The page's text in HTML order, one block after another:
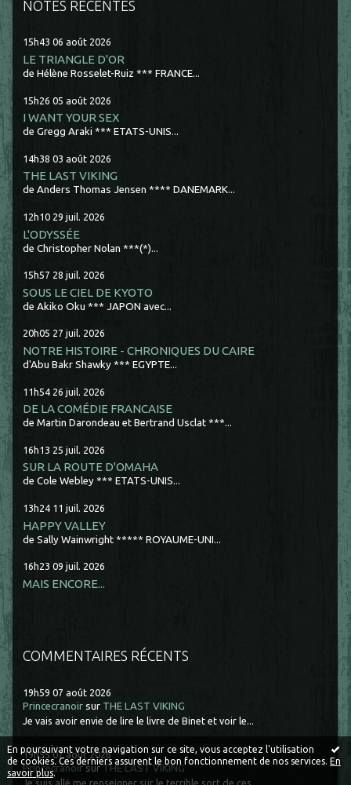
En poursuivant votre navigation sur ce site, vous acceptez l'utilisation
de cookies. Ces derniers assurent le bon fonctionnement de nos services. En
savoir plus.
NOTES RÉCENTES
15h43 06 août 2026
LE TRIANGLE D'OR
de Hélène Rosselet-Ruiz *** FRANCE...
15h26 05 août 2026
I WANT YOUR SEX
de Gregg Araki *** ETATS-UNIS...
14h38 03 août 2026
THE LAST VIKING
de Anders Thomas Jensen **** DANEMARK...
12h10 29 juil. 2026
L'ODYSSÉE
de Christopher Nolan ***(*)...
15h57 28 juil. 2026
SOUS LE CIEL DE KYOTO
de Akiko Oku *** JAPON avec...
20h05 27 juil. 2026
NOTRE HISTOIRE - CHRONIQUES DU CAIRE
d'Abu Bakr Shawky *** EGYPTE...
11h54 26 juil. 2026
DE LA COMÉDIE FRANCAISE
de Martin Darondeau et Bertrand Usclat ***...
16h13 25 juil. 2026
SUR LA ROUTE D'OMAHA
de Cole Webley *** ETATS-UNIS...
13h24 11 juil. 2026
HAPPY VALLEY
de Sally Wainwright ***** ROYAUME-UNI...
16h23 09 juil. 2026
MAIS ENCORE...
COMMENTAIRES RÉCENTS
19h59 07 août 2026
Princecranoir sur THE LAST VIKING
Je vais avoir envie de lire le livre de Binet et voir le...
19h55 07 août 2026
PrincecranoirsurTHE LAST VIKING